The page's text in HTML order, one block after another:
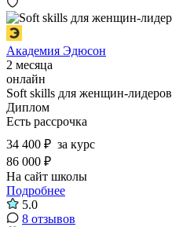
Академия Эдюсон
2 месяца
онлайн
Soft skills для женщин-лидеров
Диплом
Есть рассрочка
34 400 ₽ за курс
86 000 ₽
На сайт школы
Подробнее
5.0
8 отзывов